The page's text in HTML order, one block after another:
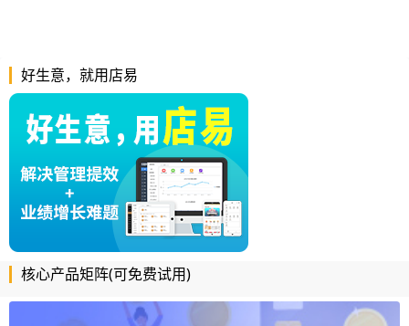
好生意，就用店易
核心产品矩阵(可免费试用)